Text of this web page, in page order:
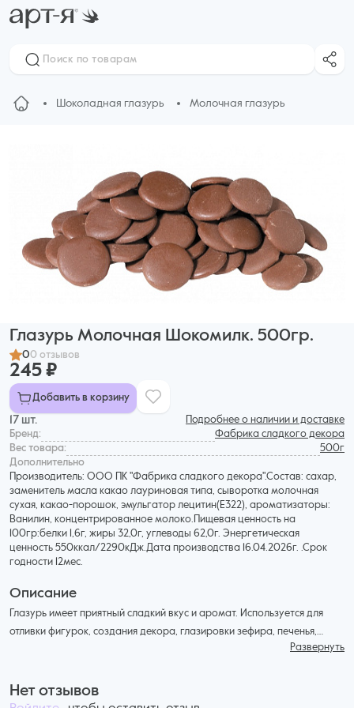
Шоколадная глазурь Молочная глазурь
Глазурь Молочная Шокомилк. 500гр.
00 отзывов
245 ₽
Добавить в корзину
17 шт.
Подробнее о наличии и доставке
Бренд:
Фабрика сладкого декора
Вес товара:
500г
Дополнительнo
Производитель: ООО ПК "Фабрика сладкого декора".Состав: сахар,
заменитель масла какао лауриновая типа, сыворотка молочная
сухая, какао-порошок, эмульгатор лецитин(Е322), ароматизаторы:
Ванилин, концентрированное молоко.Пищевая ценность на
100гр:белки 1,6г, жиры 32,0г, углеводы 62,0г. Энергетическая
ценность 550ккал/2290кДж.Дата производства 16.04.2026г. .Срок
годности 12мес.
Описание
Глазурь имеет приятный сладкий вкус и аромат. Используется для
отливки фигурок, создания декора, глазировки зефира, печенья,
орехов. В отличие от шоколада не требует темперирования после
глазирования печенья, зефира, орехов, мороженого. Состав: сахар-
песок, заменитель масла какао лауриновая типа, сыворотка
Развернуть
Нет отзывов